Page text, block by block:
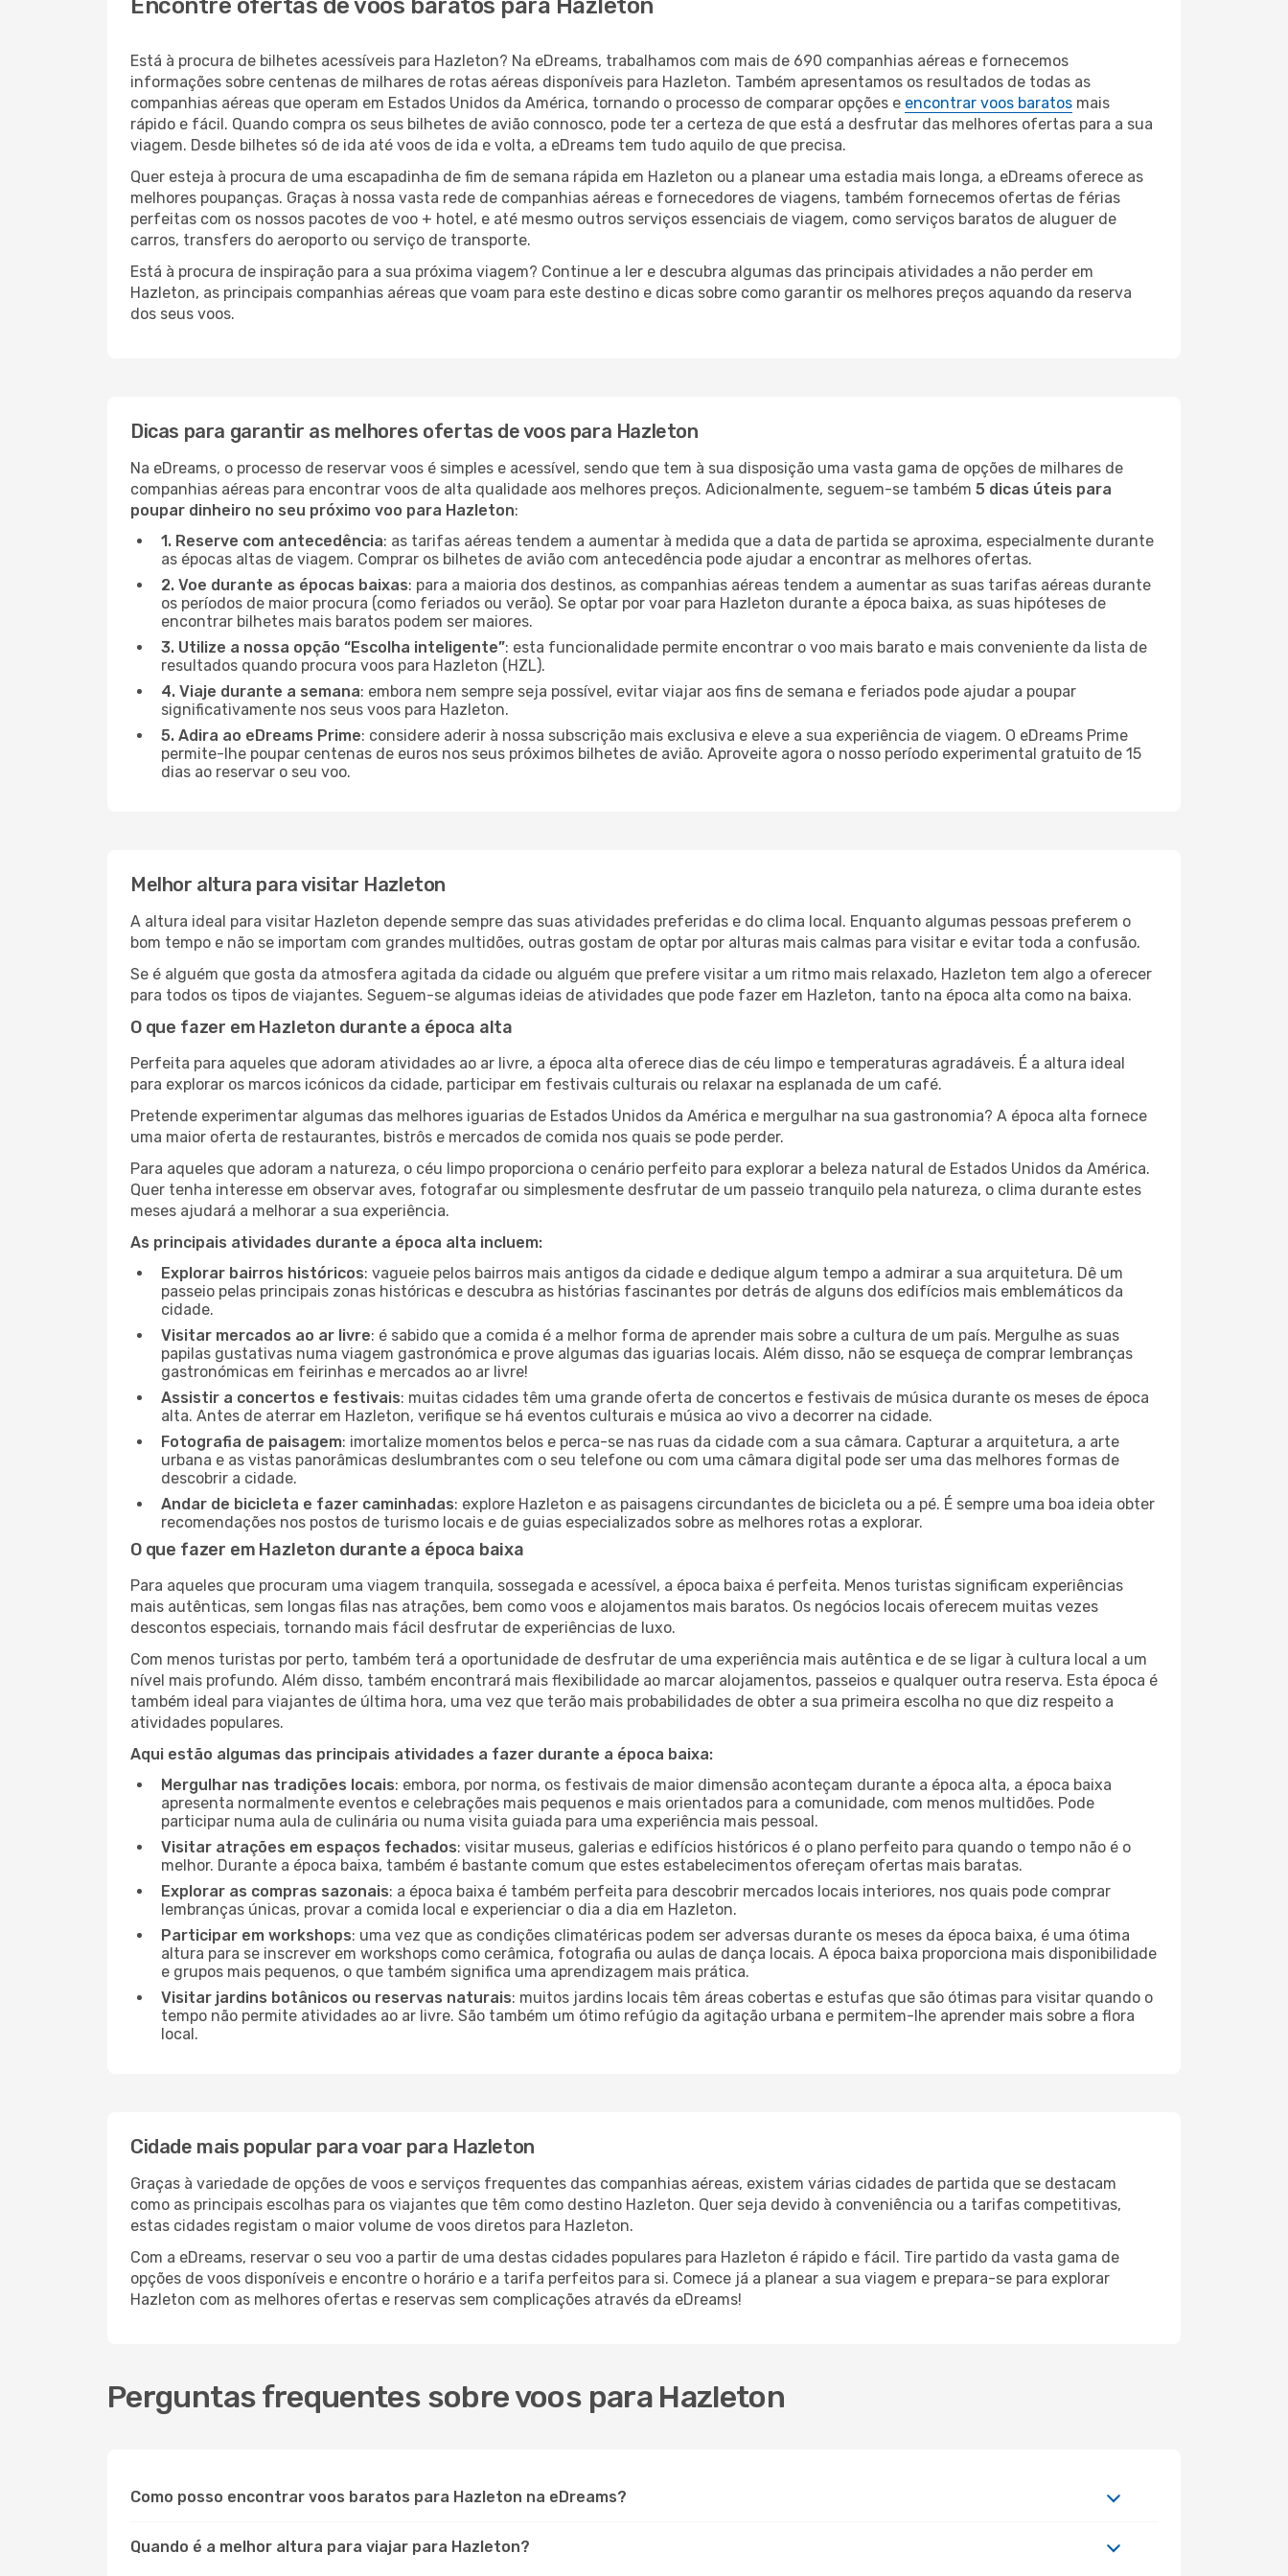
Encontre ofertas de voos baratos para Hazleton
Está à procura de bilhetes acessíveis para Hazleton? Na eDreams, trabalhamos com mais de 690 companhias aéreas e fornecemos
informações sobre centenas de milhares de rotas aéreas disponíveis para Hazleton. Também apresentamos os resultados de todas as
companhias aéreas que operam em Estados Unidos da América, tornando o processo de comparar opções e encontrar voos baratos mais
rápido e fácil. Quando compra os seus bilhetes de avião connosco, pode ter a certeza de que está a desfrutar das melhores ofertas para a sua
viagem. Desde bilhetes só de ida até voos de ida e volta, a eDreams tem tudo aquilo de que precisa.
Quer esteja à procura de uma escapadinha de fim de semana rápida em Hazleton ou a planear uma estadia mais longa, a eDreams oferece as
melhores poupanças. Graças à nossa vasta rede de companhias aéreas e fornecedores de viagens, também fornecemos ofertas de férias
perfeitas com os nossos pacotes de voo + hotel, e até mesmo outros serviços essenciais de viagem, como serviços baratos de aluguer de
carros, transfers do aeroporto ou serviço de transporte.
Está à procura de inspiração para a sua próxima viagem? Continue a ler e descubra algumas das principais atividades a não perder em
Hazleton, as principais companhias aéreas que voam para este destino e dicas sobre como garantir os melhores preços aquando da reserva
dos seus voos.
Dicas para garantir as melhores ofertas de voos para Hazleton
Na eDreams, o processo de reservar voos é simples e acessível, sendo que tem à sua disposição uma vasta gama de opções de milhares de
companhias aéreas para encontrar voos de alta qualidade aos melhores preços. Adicionalmente, seguem-se também 5 dicas úteis para
poupar dinheiro no seu próximo voo para Hazleton:
1. Reserve com antecedência: as tarifas aéreas tendem a aumentar à medida que a data de partida se aproxima, especialmente durante
as épocas altas de viagem. Comprar os bilhetes de avião com antecedência pode ajudar a encontrar as melhores ofertas.
2. Voe durante as épocas baixas: para a maioria dos destinos, as companhias aéreas tendem a aumentar as suas tarifas aéreas durante
os períodos de maior procura (como feriados ou verão). Se optar por voar para Hazleton durante a época baixa, as suas hipóteses de
encontrar bilhetes mais baratos podem ser maiores.
3. Utilize a nossa opção “Escolha inteligente”: esta funcionalidade permite encontrar o voo mais barato e mais conveniente da lista de
resultados quando procura voos para Hazleton (HZL).
4. Viaje durante a semana: embora nem sempre seja possível, evitar viajar aos fins de semana e feriados pode ajudar a poupar
significativamente nos seus voos para Hazleton.
5. Adira ao eDreams Prime: considere aderir à nossa subscrição mais exclusiva e eleve a sua experiência de viagem. O eDreams Prime
permite-lhe poupar centenas de euros nos seus próximos bilhetes de avião. Aproveite agora o nosso período experimental gratuito de 15
dias ao reservar o seu voo.
Melhor altura para visitar Hazleton
A altura ideal para visitar Hazleton depende sempre das suas atividades preferidas e do clima local. Enquanto algumas pessoas preferem o
bom tempo e não se importam com grandes multidões, outras gostam de optar por alturas mais calmas para visitar e evitar toda a confusão.
Se é alguém que gosta da atmosfera agitada da cidade ou alguém que prefere visitar a um ritmo mais relaxado, Hazleton tem algo a oferecer
para todos os tipos de viajantes. Seguem-se algumas ideias de atividades que pode fazer em Hazleton, tanto na época alta como na baixa.
O que fazer em Hazleton durante a época alta
Perfeita para aqueles que adoram atividades ao ar livre, a época alta oferece dias de céu limpo e temperaturas agradáveis. É a altura ideal
para explorar os marcos icónicos da cidade, participar em festivais culturais ou relaxar na esplanada de um café.
Pretende experimentar algumas das melhores iguarias de Estados Unidos da América e mergulhar na sua gastronomia? A época alta fornece
uma maior oferta de restaurantes, bistrôs e mercados de comida nos quais se pode perder.
Para aqueles que adoram a natureza, o céu limpo proporciona o cenário perfeito para explorar a beleza natural de Estados Unidos da América.
Quer tenha interesse em observar aves, fotografar ou simplesmente desfrutar de um passeio tranquilo pela natureza, o clima durante estes
meses ajudará a melhorar a sua experiência.
As principais atividades durante a época alta incluem:
Explorar bairros históricos: vagueie pelos bairros mais antigos da cidade e dedique algum tempo a admirar a sua arquitetura. Dê um
passeio pelas principais zonas históricas e descubra as histórias fascinantes por detrás de alguns dos edifícios mais emblemáticos da
cidade.
Visitar mercados ao ar livre: é sabido que a comida é a melhor forma de aprender mais sobre a cultura de um país. Mergulhe as suas
papilas gustativas numa viagem gastronómica e prove algumas das iguarias locais. Além disso, não se esqueça de comprar lembranças
gastronómicas em feirinhas e mercados ao ar livre!
Assistir a concertos e festivais: muitas cidades têm uma grande oferta de concertos e festivais de música durante os meses de época
alta. Antes de aterrar em Hazleton, verifique se há eventos culturais e música ao vivo a decorrer na cidade.
Fotografia de paisagem: imortalize momentos belos e perca-se nas ruas da cidade com a sua câmara. Capturar a arquitetura, a arte
urbana e as vistas panorâmicas deslumbrantes com o seu telefone ou com uma câmara digital pode ser uma das melhores formas de
descobrir a cidade.
Andar de bicicleta e fazer caminhadas: explore Hazleton e as paisagens circundantes de bicicleta ou a pé. É sempre uma boa ideia obter
recomendações nos postos de turismo locais e de guias especializados sobre as melhores rotas a explorar.
O que fazer em Hazleton durante a época baixa
Para aqueles que procuram uma viagem tranquila, sossegada e acessível, a época baixa é perfeita. Menos turistas significam experiências
mais autênticas, sem longas filas nas atrações, bem como voos e alojamentos mais baratos. Os negócios locais oferecem muitas vezes
descontos especiais, tornando mais fácil desfrutar de experiências de luxo.
Com menos turistas por perto, também terá a oportunidade de desfrutar de uma experiência mais autêntica e de se ligar à cultura local a um
nível mais profundo. Além disso, também encontrará mais flexibilidade ao marcar alojamentos, passeios e qualquer outra reserva. Esta época é
também ideal para viajantes de última hora, uma vez que terão mais probabilidades de obter a sua primeira escolha no que diz respeito a
atividades populares.
Aqui estão algumas das principais atividades a fazer durante a época baixa:
Mergulhar nas tradições locais: embora, por norma, os festivais de maior dimensão aconteçam durante a época alta, a época baixa
apresenta normalmente eventos e celebrações mais pequenos e mais orientados para a comunidade, com menos multidões. Pode
participar numa aula de culinária ou numa visita guiada para uma experiência mais pessoal.
Visitar atrações em espaços fechados: visitar museus, galerias e edifícios históricos é o plano perfeito para quando o tempo não é o
melhor. Durante a época baixa, também é bastante comum que estes estabelecimentos ofereçam ofertas mais baratas.
Explorar as compras sazonais: a época baixa é também perfeita para descobrir mercados locais interiores, nos quais pode comprar
lembranças únicas, provar a comida local e experienciar o dia a dia em Hazleton.
Participar em workshops: uma vez que as condições climatéricas podem ser adversas durante os meses da época baixa, é uma ótima
altura para se inscrever em workshops como cerâmica, fotografia ou aulas de dança locais. A época baixa proporciona mais disponibilidade
e grupos mais pequenos, o que também significa uma aprendizagem mais prática.
Visitar jardins botânicos ou reservas naturais: muitos jardins locais têm áreas cobertas e estufas que são ótimas para visitar quando o
tempo não permite atividades ao ar livre. São também um ótimo refúgio da agitação urbana e permitem-lhe aprender mais sobre a flora
local.
Cidade mais popular para voar para Hazleton
Graças à variedade de opções de voos e serviços frequentes das companhias aéreas, existem várias cidades de partida que se destacam
como as principais escolhas para os viajantes que têm como destino Hazleton. Quer seja devido à conveniência ou a tarifas competitivas,
estas cidades registam o maior volume de voos diretos para Hazleton.
Com a eDreams, reservar o seu voo a partir de uma destas cidades populares para Hazleton é rápido e fácil. Tire partido da vasta gama de
opções de voos disponíveis e encontre o horário e a tarifa perfeitos para si. Comece já a planear a sua viagem e prepara-se para explorar
Hazleton com as melhores ofertas e reservas sem complicações através da eDreams!
Perguntas frequentes sobre voos para Hazleton
Como posso encontrar voos baratos para Hazleton na eDreams?
Quando é a melhor altura para viajar para Hazleton?